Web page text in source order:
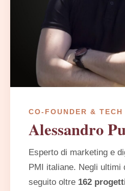
CO-FOUNDER & TECH
Alessandro
Esperto di marketing e
PMI italiane. Negli ultimi
seguito oltre 162